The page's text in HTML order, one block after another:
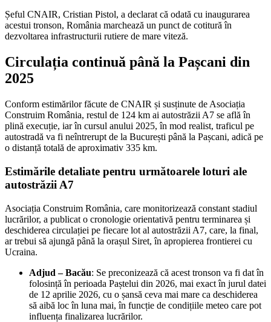
Șeful CNAIR, Cristian Pistol, a declarat că odată cu inaugurarea
acestui tronson, România marchează un punct de cotitură în
dezvoltarea infrastructurii rutiere de mare viteză.
Circulația continuă până la Pașcani din
2025
Conform estimărilor făcute de CNAIR și susținute de Asociația
Construim România, restul de 124 km ai autostrăzii A7 se află în
plină execuție, iar în cursul anului 2025, în mod realist, traficul pe
autostradă va fi neîntrerupt de la București până la Pașcani, adică pe
o distanță totală de aproximativ 335 km.
Estimările detaliate pentru următoarele loturi ale
autostrăzii A7
Asociația Construim România, care monitorizează constant stadiul
lucrărilor, a publicat o cronologie orientativă pentru terminarea și
deschiderea circulației pe fiecare lot al autostrăzii A7, care, la final,
ar trebui să ajungă până la orașul Siret, în apropierea frontierei cu
Ucraina.
Adjud – Bacău: Se preconizează că acest tronson va fi dat în
folosință în perioada Paștelui din 2026, mai exact în jurul datei
de 12 aprilie 2026, cu o șansă ceva mai mare ca deschiderea
să aibă loc în luna mai, în funcție de condițiile meteo care pot
influența finalizarea lucrărilor.